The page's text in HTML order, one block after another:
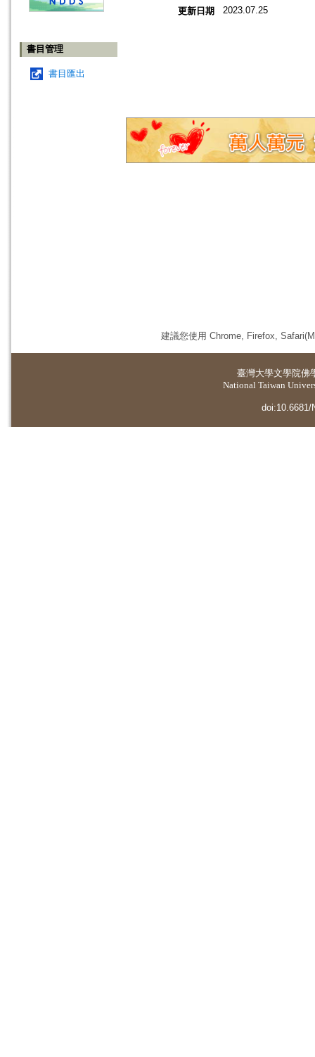
書目管理
書目匯出
更新日期 2023.07.25
建議您使用 Chrome, Firefox,
臺灣大學文學院佛
National Taiwan
doi:10.6681/